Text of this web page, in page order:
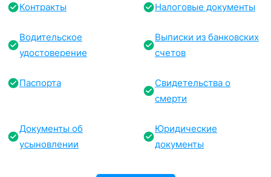
Контракты Налоговые документы
Водительское
удостоверение
Выписки из банковских
счетов
Паспорта
Свидетельства о
смерти
Документы об
усыновлении
Юридические
документы